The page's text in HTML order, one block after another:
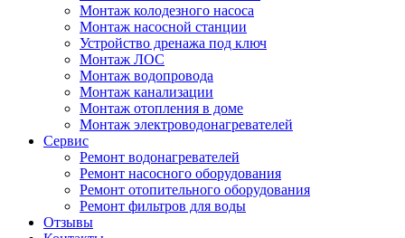
Монтаж колодезного насоса
Монтаж насосной станции
Устройство дренажа под ключ
Монтаж ЛОС
Монтаж водопровода
Монтаж канализации
Монтаж отопления в доме
Монтаж электроводонагревателей
Сервис
Ремонт водонагревателей
Ремонт насосного оборудования
Ремонт отопительного оборудования
Ремонт фильтров для воды
Отзывы